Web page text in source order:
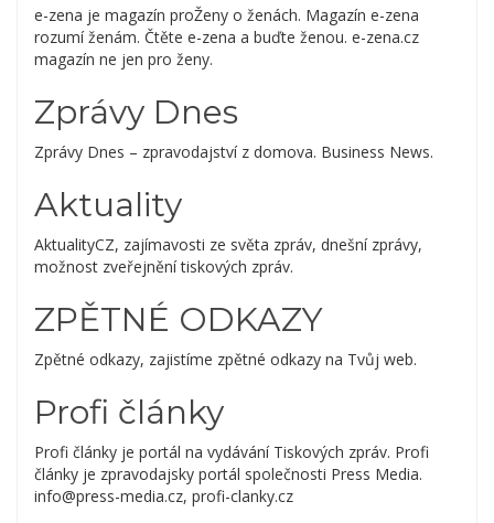
e-zena je magazín proŽeny o ženách. Magazín e-zena
rozumí ženám. Čtěte e-zena a buďte ženou. e-zena.cz
magazín ne jen pro ženy.
Zprávy Dnes
Zprávy Dnes – zpravodajství z domova. Business News.
Aktuality
AktualityCZ, zajímavosti ze světa zpráv, dnešní zprávy,
možnost zveřejnění tiskových zpráv.
ZPĚTNÉ ODKAZY
Zpětné odkazy, zajistíme zpětné odkazy na Tvůj web.
Profi články
Profi články je portál na vydávání Tiskových zpráv. Profi
články je zpravodajsky portál společnosti Press Media.
info@press-media.cz, profi-clanky.cz